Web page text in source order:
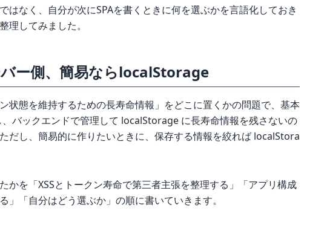
はなく、自分が次にSPAを書くときに何を選ぶかを言語化しておき
理してみました。
ー側、簡易ならlocalStorage
状態を維持するための長寿命情報」をどこに置くかの問題で、基本
バックエンドで管理して localStorage に長寿命情報を残さないの
だし、簡易的に作りたいときに、保存する情報を絞れば localStora
かを「XSSとトークン寿命で第三者主張を整理する」「アプリ構成
」「自分はどう選ぶか」の順に書いていきます。